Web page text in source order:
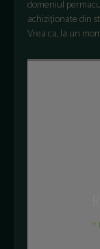
domeniul
achiziționate din
Vrea ca, la un
+